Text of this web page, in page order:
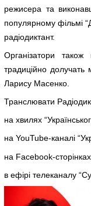
режисера та
популярному фільмі
радіодиктант.
Організатори
традиційно долучать
Ларису Масенко.
Транслювати
на хвилях
на YouTube-каналі
на Facebook-
в ефірі телеканалу